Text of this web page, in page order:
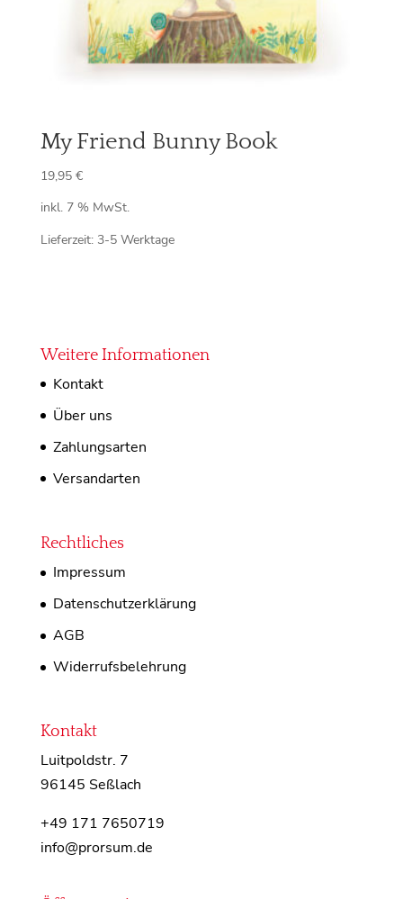
My Friend Bunny Book
19,95 €
inkl. 7 % MwSt.
Lieferzeit: 3-5 Werktage
Weitere Informationen
Kontakt
Über uns
Zahlungsarten
Versandarten
Rechtliches
Impressum
Datenschutzerklärung
AGB
Widerrufsbelehrung
Kontakt
Luitpoldstr. 7
96145 Seßlach
+49 171 7650719
info@prorsum.de